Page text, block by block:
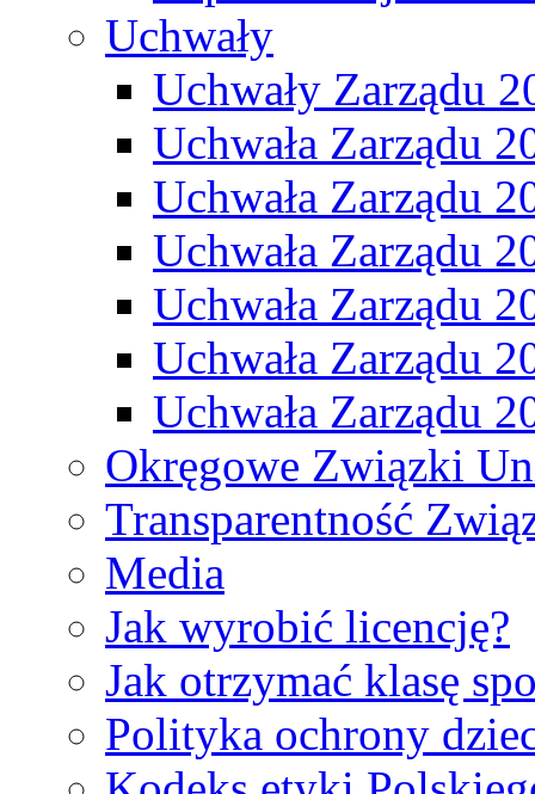
Uchwały
Uchwały Zarządu
Uchwała Zarządu
Uchwała Zarządu
Uchwała Zarządu
Uchwała Zarządu
Uchwała Zarządu
Uchwała Zarządu
Okręgowe Związki
Transparentność
Media
Jak wyrobić licencję?
Jak otrzymać klasę
Polityka ochrony